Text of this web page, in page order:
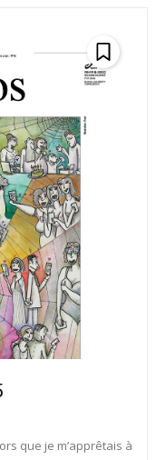
que je m’apprêtais à